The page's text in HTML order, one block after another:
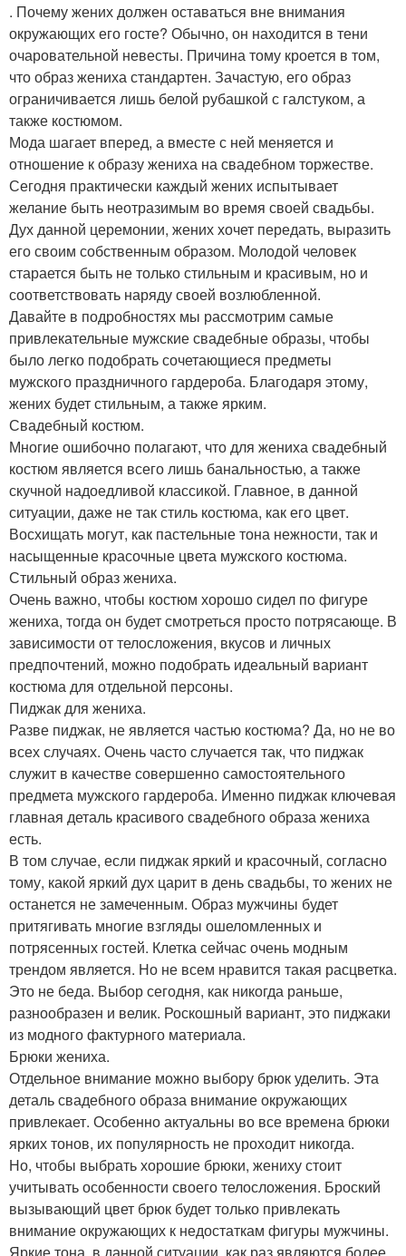
. Почему жених должен оставаться вне внимания
окружающих его госте? Обычно, он находится в тени
очаровательной невесты. Причина тому кроется в том,
что образ жениха стандартен. Зачастую, его образ
ограничивается лишь белой рубашкой с галстуком, а
также костюмом.
Мода шагает вперед, а вместе с ней меняется и
отношение к образу жениха на свадебном торжестве.
Сегодня практически каждый жених испытывает
желание быть неотразимым во время своей свадьбы.
Дух данной церемонии, жених хочет передать, выразить
его своим собственным образом. Молодой человек
старается быть не только стильным и красивым, но и
соответствовать наряду своей возлюбленной.
Давайте в подробностях мы рассмотрим самые
привлекательные мужские свадебные образы, чтобы
было легко подобрать сочетающиеся предметы
мужского праздничного гардероба. Благодаря этому,
жених будет стильным, а также ярким.
Свадебный костюм.
Многие ошибочно полагают, что для жениха свадебный
костюм является всего лишь банальностью, а также
скучной надоедливой классикой. Главное, в данной
ситуации, даже не так стиль костюма, как его цвет.
Восхищать могут, как пастельные тона нежности, так и
насыщенные красочные цвета мужского костюма.
Стильный образ жениха.
Очень важно, чтобы костюм хорошо сидел по фигуре
жениха, тогда он будет смотреться просто потрясающе. В
зависимости от телосложения, вкусов и личных
предпочтений, можно подобрать идеальный вариант
костюма для отдельной персоны.
Пиджак для жениха.
Разве пиджак, не является частью костюма? Да, но не во
всех случаях. Очень часто случается так, что пиджак
служит в качестве совершенно самостоятельного
предмета мужского гардероба. Именно пиджак ключевая
главная деталь красивого свадебного образа жениха
есть.
В том случае, если пиджак яркий и красочный, согласно
тому, какой яркий дух царит в день свадьбы, то жених не
останется не замеченным. Образ мужчины будет
притягивать многие взгляды ошеломленных и
потрясенных гостей. Клетка сейчас очень модным
трендом является. Но не всем нравится такая расцветка.
Это не беда. Выбор сегодня, как никогда раньше,
разнообразен и велик. Роскошный вариант, это пиджаки
из модного фактурного материала.
Брюки жениха.
Отдельное внимание можно выбору брюк уделить. Эта
деталь свадебного образа внимание окружающих
привлекает. Особенно актуальны во все времена брюки
ярких тонов, их популярность не проходит никогда.
Но, чтобы выбрать хорошие брюки, жениху стоит
учитывать особенности своего телосложения. Броский
вызывающий цвет брюк будет только привлекать
внимание окружающих к недостаткам фигуры мужчины.